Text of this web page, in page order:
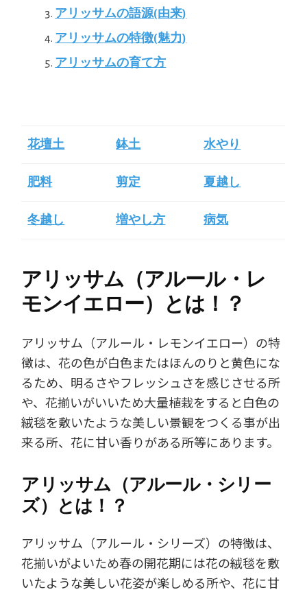
アリッサムの語源(由来)
アリッサムの特徴(魅力)
アリッサムの育て方
花壇土 鉢土 水やり
肥料 剪定 夏越し
冬越し 増やし方 病気
アリッサム（アルール・レ
モンイエロー）とは！？
アリッサム（アルール・レモンイエロー）の特
徴は、花の色が白色またはほんのりと黄色にな
るため、明るさやフレッシュさを感じさせる所
や、花揃いがいいため大量植栽をすると白色の
絨毯を敷いたような美しい景観をつくる事が出
来る所、花に甘い香りがある所等にあります。
アリッサム（アルール・シリー
ズ）とは！？
アリッサム（アルール・シリーズ）の特徴は、
花揃いがよいため春の開花期には花の絨毯を敷
いたような美しい花姿が楽しめる所や、花に甘